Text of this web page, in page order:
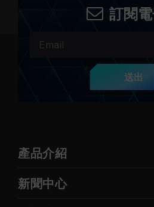
訂閱
送出
產品介紹
新聞中心